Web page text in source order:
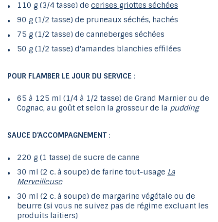
110 g (3/4 tasse) de cerises griottes séchées
90 g (1/2 tasse) de pruneaux séchés, hachés
75 g (1/2 tasse) de canneberges séchées
50 g (1/2 tasse) d'amandes blanchies effilées
POUR FLAMBER LE JOUR DU SERVICE :
65 à 125 ml (1/4 à 1/2 tasse) de Grand Marnier ou de
Cognac, au goût et selon la grosseur de la pudding
SAUCE D'ACCOMPAGNEMENT :
220 g (1 tasse) de sucre de canne
30 ml (2 c. à soupe) de farine tout-usage La
Merveilleuse
30 ml (2 c. à soupe) de margarine végétale ou de
beurre (si vous ne suivez pas de régime excluant les
produits laitiers)